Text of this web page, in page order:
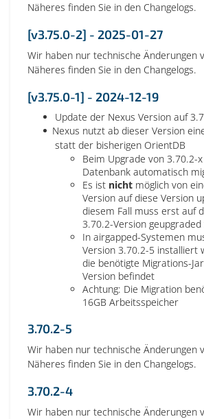
Näheres finden Sie in den Changelogs.
[v3.75.0-2] - 2025-01-27
Wir haben nur technische Änderungen
Näheres finden Sie in den Changelogs.
[v3.75.0-1] - 2024-12-19
Update der Nexus Version auf
Nexus nutzt ab dieser Version
statt der bisherigen OrientDB
Beim Upgrade von 3.70.2-
Datenbank automatisch
Es ist nicht möglich von
Version auf diese Version
diesem Fall muss erst auf
3.70.2-Version
In airgapped-Systemen
Version 3.70.2-5 installiert
die benötigte Migrations-
Version befindet
Achtung: Die Migration
16GB Arbeitsspeicher
3.70.2-5
Wir haben nur technische Änderungen
Näheres finden Sie in den Changelogs.
3.70.2-4
Wir haben nur technische Änderungen